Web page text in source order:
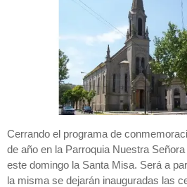
Cerrando el programa de
de año en la Parroquia Nuestra
este domingo la Santa Misa. Será a
la misma se dejarán inauguradas las